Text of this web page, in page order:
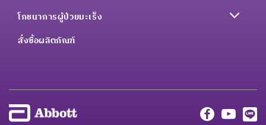
โภชนาการผู้ป่วยมะเร็ง
สั่งซื้อผลิตภัณฑ์